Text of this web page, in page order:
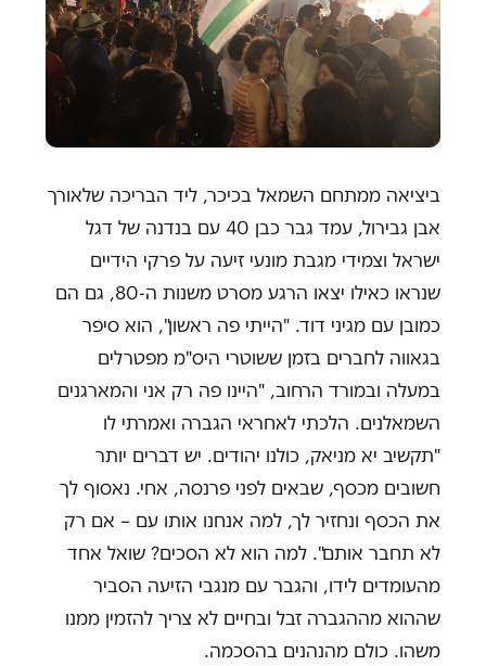
ביציאה ממתחם השמאל בכיכר, ליד הבריכה שלאורך
אבן גבירול, עמד גבר כבן 40 עם בנדנה של דגל
ישראל וצמידי מגבת מונעי זיעה על פרקי הידיים
שנראו כאילו יצאו הרגע מסרט משנות ה-80, גם הם
כמובן עם מגיני דוד. "הייתי פה ראשון", הוא סיפר
בגאווה לחברים בזמן ששוטרי היס"מ מפטרלים
במעלה ובמורד הרחוב, "היינו פה רק אני והמארגנים
השמאלנים. הלכתי לאחראי הגברה ואמרתי לו
"תקשיב יא מניאק, כולנו יהודים. יש דברים יותר
חשובים מכסף, שבאים לפני פרנסה, אחי. נאסוף לך
את הכסף ונחזיר לך, למה אנחנו אותו עם – אם רק
לא תחבר אותם". למה הוא לא הסכים? שואל אחד
מהעומדים לידו, והגבר עם מנגבי הזיעה הסביר
שההוא מההגברה זבל ובחיים לא צריך להזמין ממנו
משהו. כולם מהנהנים בהסכמה.